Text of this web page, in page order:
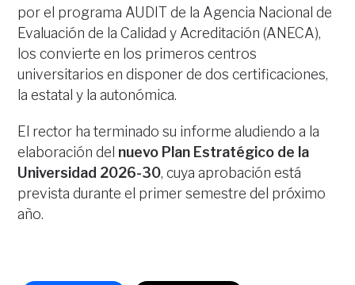
por el programa AUDIT de la Agencia Nacional de
Evaluación de la Calidad y Acreditación (ANECA),
los convierte en los primeros centros
universitarios en disponer de dos certificaciones,
la estatal y la autonómica.
El rector ha terminado su informe aludiendo a la
elaboración del nuevo Plan Estratégico de la
Universidad 2026-30, cuya aprobación está
prevista durante el primer semestre del próximo
año.